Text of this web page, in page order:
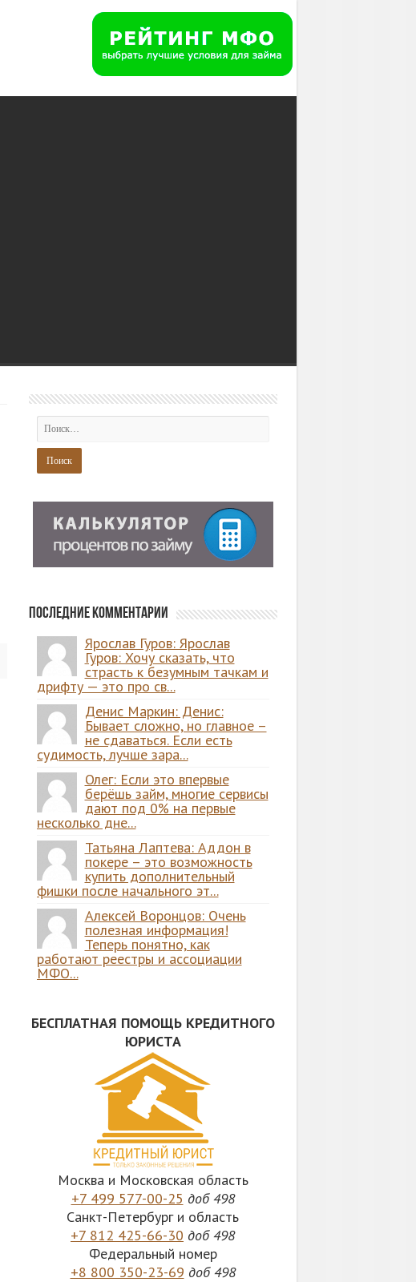
Последние комментарии
Ярослав Гуров: Ярослав
Гуров: Хочу сказать, что
страсть к безумным тачкам и
дрифту — это про св...
Денис Маркин: Денис:
Бывает сложно, но главное –
не сдаваться. Если есть
судимость, лучше зара...
Олег: Если это впервые
берёшь займ, многие сервисы
дают под 0% на первые
несколько дне...
Татьяна Лаптева: Аддон в
покере – это возможность
купить дополнительный
фишки после начального эт...
Алексей Воронцов: Очень
полезная информация!
Теперь понятно, как
работают реестры и ассоциации
МФО...
БЕСПЛАТНАЯ ПОМОЩЬ КРЕДИТНОГО
ЮРИСТА
Москва и Московская область
+7 499 577-00-25 доб 498
Санкт-Петербург и область
+7 812 425-66-30 доб 498
Федеральный номер
+8 800 350-23-69 доб 498